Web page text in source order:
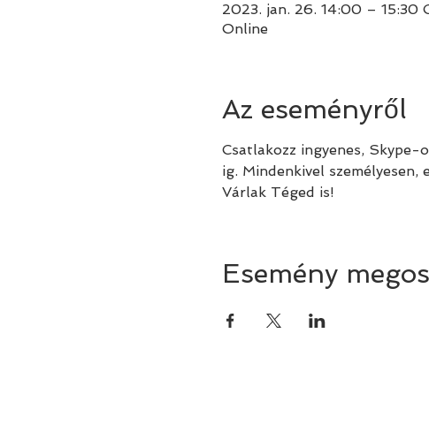
2023. jan. 26. 14:00 – 15:30
Online
Az eseményről
Csatlakozz ingyenes,
ig. Mindenkivel
Várlak Téged is!
Esemény